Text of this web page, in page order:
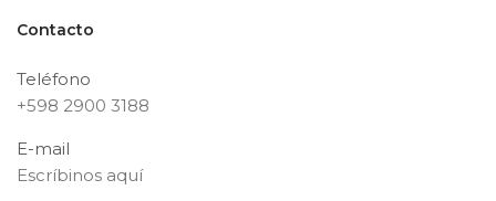
Contacto
Teléfono
+598 2900 3188
E-mail
Escríbinos aquí